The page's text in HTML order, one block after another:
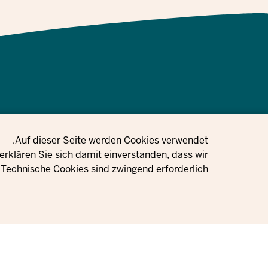
Privacy settings
Auf dieser Seite werden Cookies verwendet.
Sie sich damit einverstanden, dass wir
Cookies sind zwingend erforderlich.
Flucht und Integration des Landes Nordrhein-